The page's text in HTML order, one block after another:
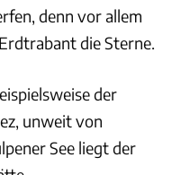
denn vor allem
die Sterne.
der
unweit von
See liegt der